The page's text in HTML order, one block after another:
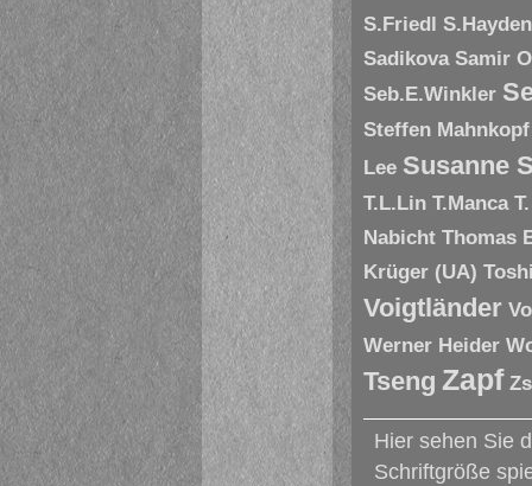
S.Friedl
S.Hayden
Sadikova Samir
Seb.E.Winkler
Steffen
Lee Susanne
T.L.Lin T.Manca
Nabicht Thomas
Krüger (UA)
Voigtländer
Werner Heider
Tseng Zapf
Hier sehen Sie
Schriftgröße